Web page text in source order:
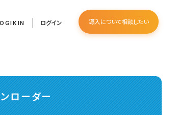
ログイン 導入について相談したい
ローダー